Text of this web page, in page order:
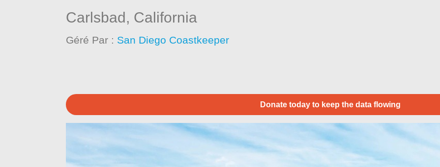
Carlsbad, California
Géré Par : San Diego Coastkeeper
Donate today to keep the data flowing